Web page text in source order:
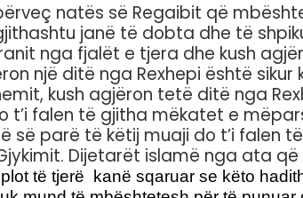
natës së Regaibit që
janë të dobta dhe të
nga fjalët e tjera dhe kush
një ditë nga Rexhepi është
kush agjëron tetë ditë nga
falen të gjitha mëkatet e
së parë të këtij muaji do t’i
Dijetarët islamë nga ata
të tjerë kanë sqaruar se këto